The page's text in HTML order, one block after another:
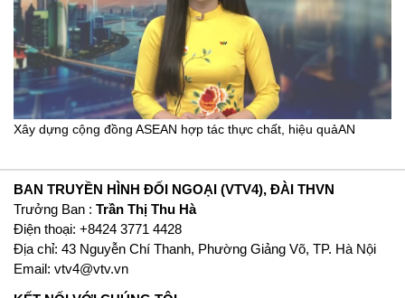
Xây dựng cộng đồng ASEAN hợp tác thực chất, hiệu quảAN
BAN TRUYỀN HÌNH ĐỐI NGOẠI (VTV4), ĐÀI THVN
Trưởng Ban : Trần Thị Thu Hà
Ðiện thoại: +8424 3771 4428
Địa chỉ: 43 Nguyễn Chí Thanh, Phường Giảng Võ, TP. Hà Nội
Email: vtv4@vtv.vn